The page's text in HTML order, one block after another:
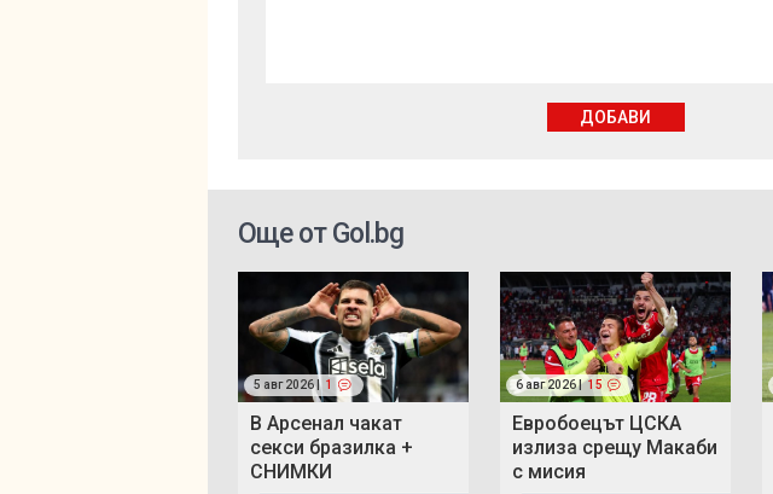
ДОБАВИ
Още от Gol.bg
5 авг 2026 | 1
В Арсенал чакат
секси бразилка +
СНИМКИ
6 авг 2026 | 15
Евробоецът ЦСКА
излиза срещу Макаби
с мисия